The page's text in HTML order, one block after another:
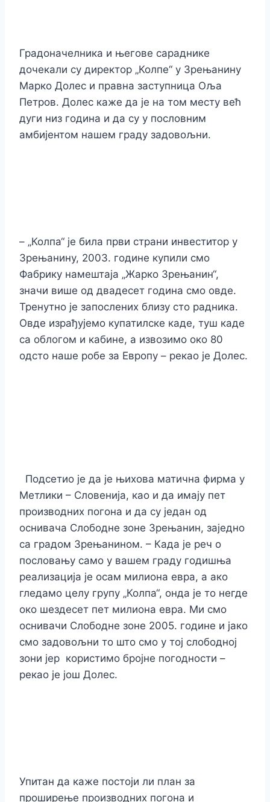
Градоначелника и његове сараднике
дочекали су директор „Колпе“ у Зрењанину
Марко Долес и правна заступница Оља
Петров. Долес каже да је на том месту већ
дуги низ година и да су у пословним
амбијентом нашем граду задовољни.
– „Колпа“ је била први страни инвеститор у
Зрењанину, 2003. године купили смо
Фабрику намештаја „Жарко Зрењанин“,
значи више од двадесет година смо овде.
Тренутно је запослених близу сто радника.
Овде израђујемо купатилске каде, туш каде
са облогом и кабине, а извозимо око 80
одсто наше робе за Европу – рекао је Долес.
Подсетио је да је њихова матична фирма у
Метлики – Словенија, као и да имају пет
производних погона и да су један од
оснивача Слободне зоне Зрењанин, заједно
са градом Зрењанином. – Када је реч о
пословању само у вашем граду годишња
реализација је осам милиона евра, а ако
гледамо целу групу „Колпа“, онда је то негде
око шездесет пет милиона евра. Ми смо
оснивачи Слободне зоне 2005. године и јако
смо задовољни то што смо у тој слободној
зони јер користимо бројне погодности –
рекао је још Долес.
Упитан да каже постоји ли план за
проширење производних погона и